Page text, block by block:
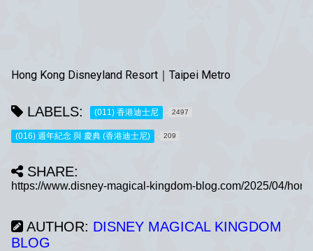
Hong Kong Disneyland Resort｜Taipei Metro
LABELS: (011) 香港迪士尼 2497
(016) 週年紀念 與 慶典 (香港迪士尼) 209
SHARE:
AUTHOR: DISNEY MAGICAL KINGDOM
BLOG